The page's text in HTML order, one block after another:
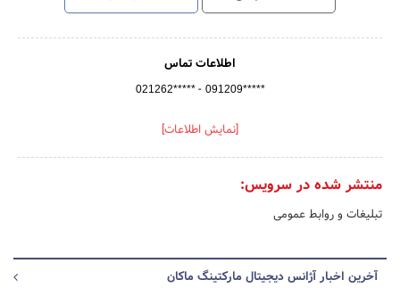
اطلاعات تماس
021262***** - 091209*****
[نمایش اطلاعات]
منتشر شده در سرویس:
تبلیغات و روابط عمومی
آخرین اخبار آژانس دیجیتال مارکتینگ ماکان